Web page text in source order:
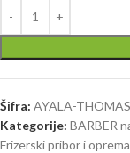
Šifra: AYALA-
Kategorije: BARBER
Frizerski pribor i oprema